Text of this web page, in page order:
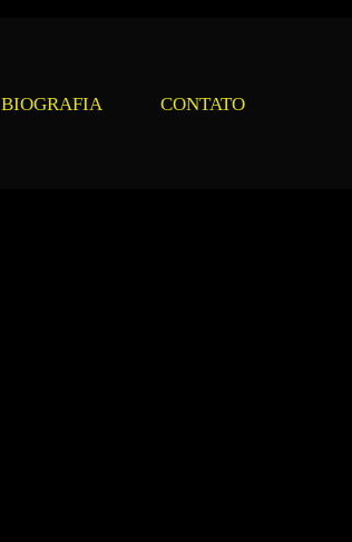
BIOGRAFIA CONTATO